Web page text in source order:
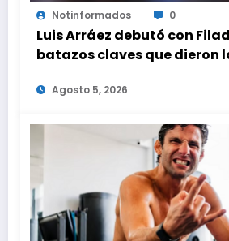
Notinformados 0
Luis Arráez debutó con
batazos claves que dieron
ante Nacionales
Agosto 5, 2026